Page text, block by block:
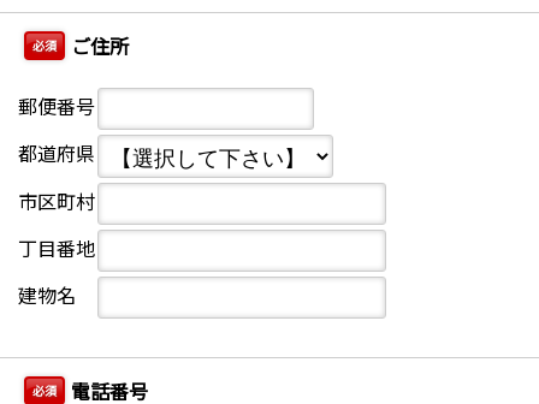
必須 ご住所
郵便番号
都道府県
市区町村
丁目番地
建物名
必須 電話番号